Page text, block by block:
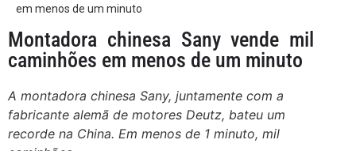
em menos de um minuto
Montadora chinesa Sany vende mil
caminhões em menos de um minuto
A montadora chinesa Sany, juntamente com a
fabricante alemã de motores Deutz, bateu um
recorde na China. Em menos de 1 minuto, mil